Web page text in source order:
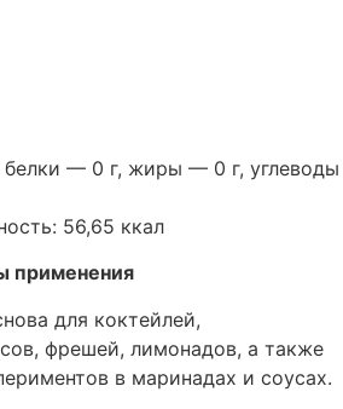
белки — 0 г, жиры — 0 г, углеводы
56,65 ккал
применения
для коктейлей,
фрешей, лимонадов, а также
в маринадах и соусах.